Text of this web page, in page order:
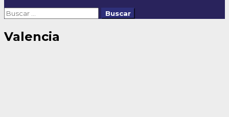
Buscar:
Valencia